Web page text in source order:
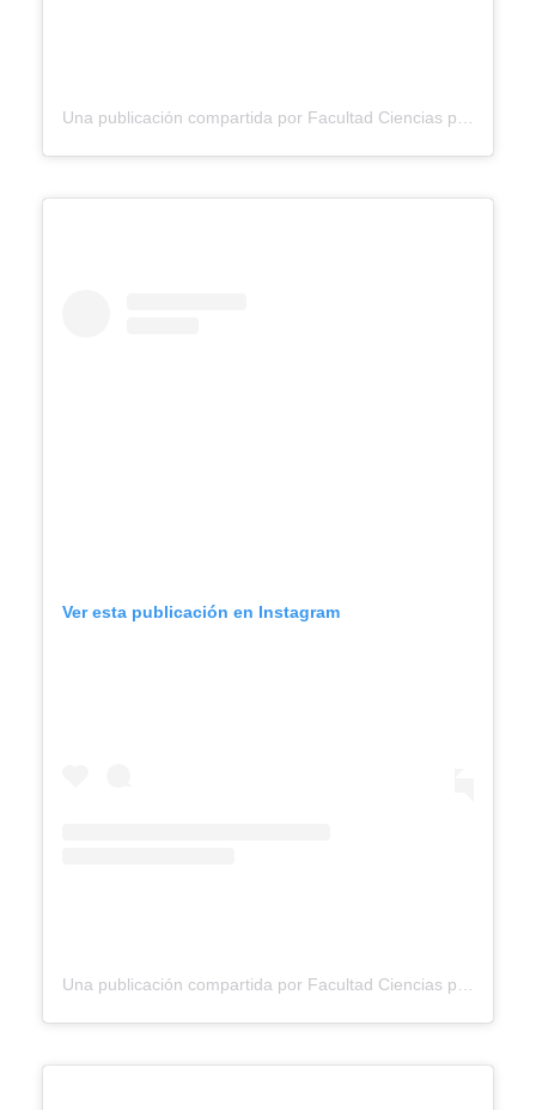
Ver esta publicación en Instagram
Una publicación compartida por Facultad Ciencias para la Salud Ucaldas (@facultadsaluducaldas)